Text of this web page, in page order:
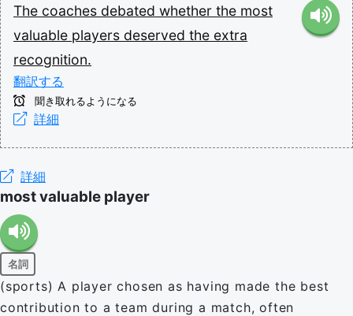
The coaches debated whether the most
valuable players deserved the extra
recognition.
翻訳する
聞き取れるようになる
詳細
詳細
most valuable player
名詞
(sports) A player chosen as having made the best
contribution to a team during a match, often